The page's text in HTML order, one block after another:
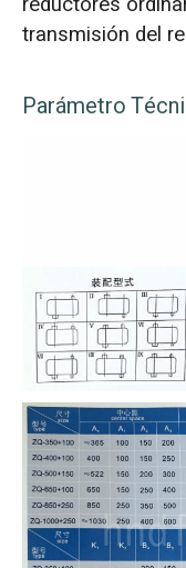
transmisión del
Parámetro